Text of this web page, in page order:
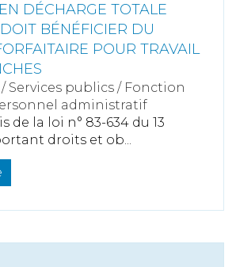
DÉCHARGE TOTALE
BÉNÉFICIER DU
POUR TRAVAIL
/ Services publics / Fonction
administratif
de la loi n° 83-634 du 13
droits et ob...